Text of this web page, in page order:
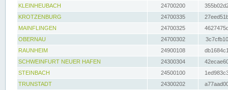
KLEINHEUBACH 24700200
KROTZENBURG
24700335
MAINFLINGEN
24700325
OBERNAU
24700302
RAUNHEIM
24900108
SCHWEINFURT NEUER HAFEN
24300304
STEINBACH
24500100
TRUNSTADT
24300202